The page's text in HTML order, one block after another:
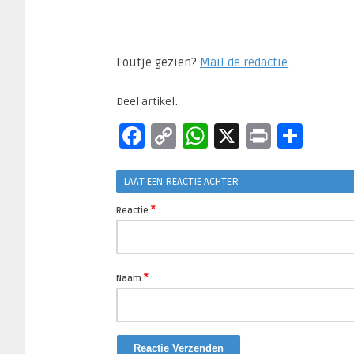
Foutje gezien? Mail de redactie
Deel artikel:
Facebook
CopyWhatsApp
X Print
LAAT EEN REACTIE ACHTER
Reactie:*
Naam:*